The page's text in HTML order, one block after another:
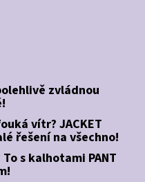
zvládnou
vítr? JACKET
řešení na všechno!
s kalhotami PANT